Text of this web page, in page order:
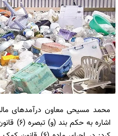
محمد مسیحی معاون درآمد‌های